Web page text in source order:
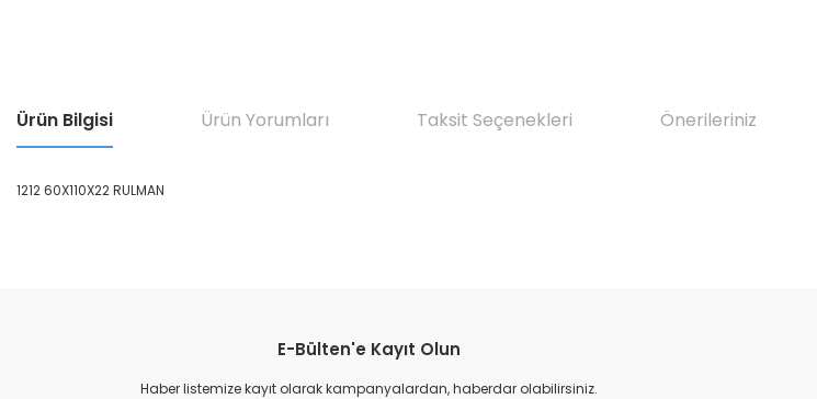
Ürün Bilgisi Ürün Yorumları Taksit Seçenekleri Önerileriniz
1212 60X110X22 RULMAN
Ürün resmi kalitesiz, bozuk veya görüntülenemiyor.
Ürün açıklamasında eksik bilgiler bulunuyor.
E-Bülten'e Kayıt Olun
Haber listemize kayıt olarak kampanyalardan, haberdar olabilirsiniz.